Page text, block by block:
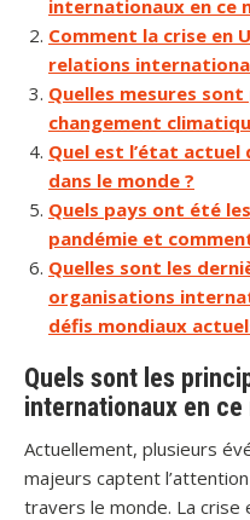
internationaux en ce
Comment la crise en
relations
Quelles mesures
changement
Quel est l’état actuel
dans le monde ?
Quels pays ont été
pandémie et
Quelles sont les
organisations
défis mondiaux
Quels sont les
internationaux en ce
Actuellement, plusieurs
majeurs captent
travers le monde. La crise